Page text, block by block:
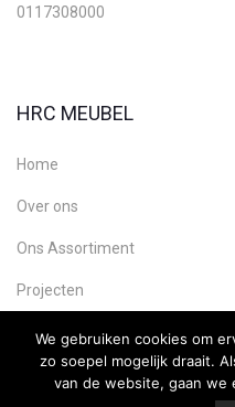
0117308000
HRC MEUBEL
Home
Over ons
Ons Assortiment
Projecten
Contact
We gebruiken cookies om
zo soepel mogelijk draait.
van de website, gaan we